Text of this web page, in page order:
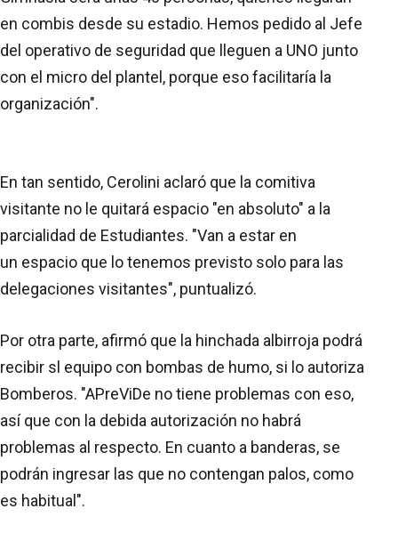
en combis desde su estadio. Hemos pedido al Jefe
del operativo de seguridad que lleguen a UNO junto
con el micro del plantel, porque eso facilitaría la
organización".
En tan sentido, Cerolini aclaró que la comitiva
visitante no le quitará espacio "en absoluto" a la
parcialidad de Estudiantes. "Van a estar en
un espacio que lo tenemos previsto solo para las
delegaciones visitantes", puntualizó.
Por otra parte, afirmó que la hinchada albirroja podrá
recibir sl equipo con bombas de humo, si lo autoriza
Bomberos. "APreViDe no tiene problemas con eso,
así que con la debida autorización no habrá
problemas al respecto. En cuanto a banderas, se
podrán ingresar las que no contengan palos, como
es habitual".